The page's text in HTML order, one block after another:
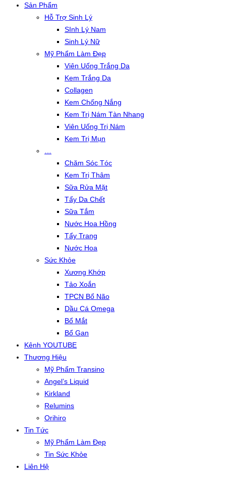
Sản Phẩm
Hỗ Trợ Sinh Lý
SInh Lý Nam
Sinh Lý Nữ
Mỹ Phẩm Làm Đẹp
Viên Uống Trắng Da
Kem Trắng Da
Collagen
Kem Chống Nắng
Kem Trị Nám Tàn Nhang
Viên Uống Trị Nám
Kem Trị Mụn
Chăm Sóc Tóc
Kem Trị Thâm
Sữa Rửa Mặt
Tẩy Da Chết
Sữa Tắm
Nước Hoa Hồng
Tẩy Trang
Nước Hoa
Sức Khỏe
Xương Khớp
Tảo Xoắn
TPCN Bổ Não
Dầu Cá Omega
Bổ Mắt
Bổ Gan
Kênh YOUTUBE
Thương Hiệu
Mỹ Phẩm Transino
Angel’s Liquid
Kirkland
Relumins
Orihiro
Tin Tức
Mỹ Phẩm Làm Đẹp
Tin Sức Khỏe
Liên Hệ